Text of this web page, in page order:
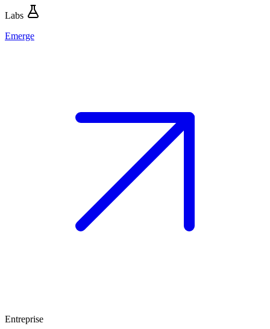
Labs
Emerge
Entreprise